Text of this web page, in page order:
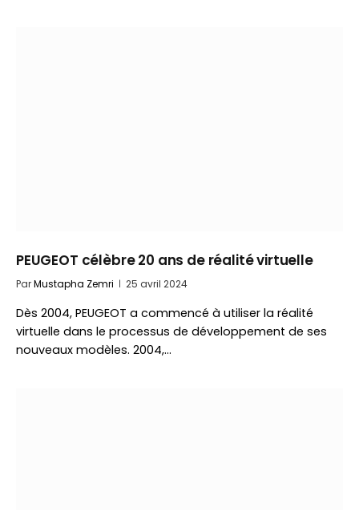
PEUGEOT célèbre 20 ans de réalité virtuelle
ParMustapha Zemri 25 avril 2024
Dès 2004, PEUGEOT a commencé à utiliser la réalité
virtuelle dans le processus de développement de ses
nouveaux modèles. 2004,…